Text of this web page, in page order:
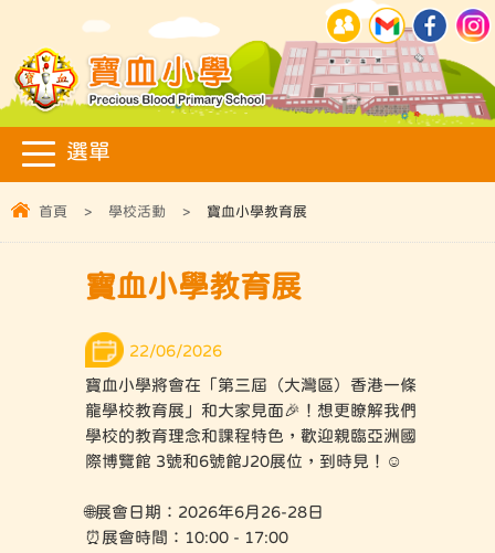
首頁 > 學校活動 > 寶血小學教育展
寶血小學教育展
22/06/2026
寶血小學將會在「第三屆（大灣區）香港一條
龍學校教育展」和大家見面🎉！想更瞭解我們
學校的教育理念和課程特色，歡迎親臨亞洲國
際博覽館 3號和6號館J20展位，到時見！☺️
🌐展會日期：2026年6月26-28日
⏰展會時間：10:00 - 17:00